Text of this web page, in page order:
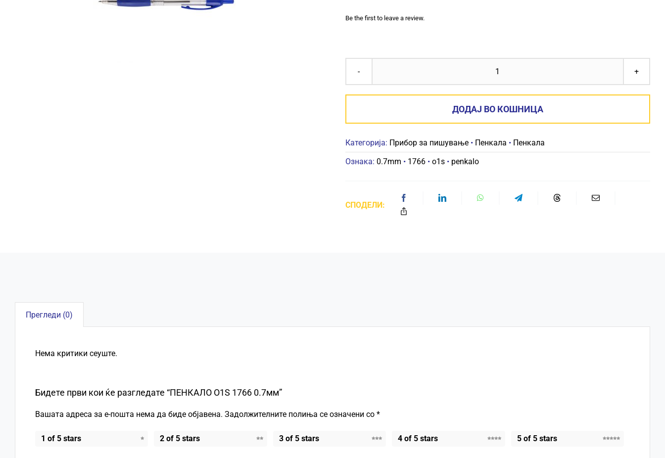
Be the first to leave a review.
1766
ДОДАЈ ВО КОШНИЦА
Категорија: Прибор за пишување• Пенкала • Пенкала
Ознака: 0.7mm • 1766• o1s• penkalo
СПОДЕЛИ:
Прегледи (0)
Нема критики сеуште.
Бидете први кои ќе разгледате “ПЕНКАЛО O1S 1766 0.7мм”
Вашата адреса за е-пошта нема да биде објавена. Задолжителните полиња се означени со *
1 of 5 stars 2 of 5 stars 3 of 5 stars 4 of 5 stars 5 of 5 stars